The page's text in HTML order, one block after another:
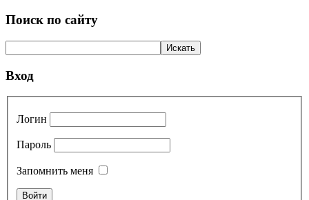
Поиск по сайту
Вход
Логин
Пароль
Запомнить меня